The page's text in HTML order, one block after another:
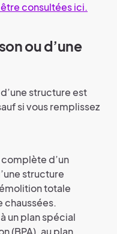
consultées ici.
ou d’une
structure est
si vous remplissez
d’un
structure
totale
chaussées.
un plan spécial
(BPA), au plan